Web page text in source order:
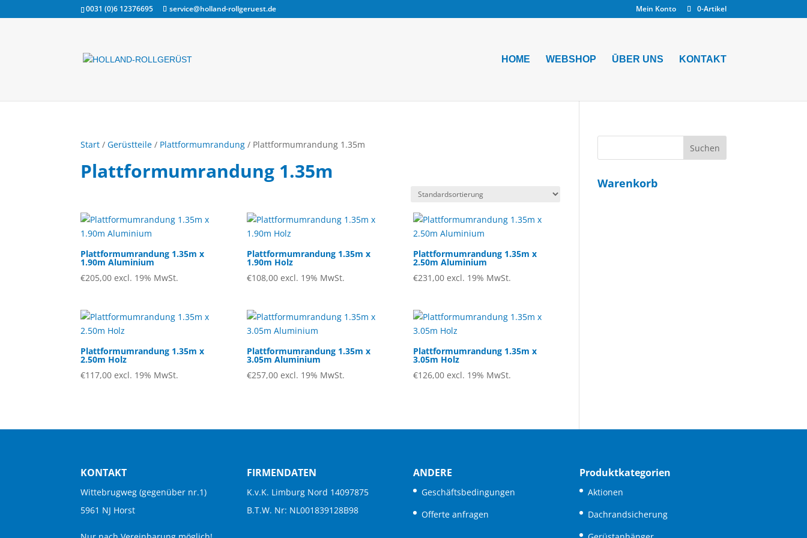
0031 (0)6 12376695 service@holland-rollgeruest.de Mein Konto 0-Artikel
HOME WEBSHOP ŪBER UNS KONTAKT
Start /Gerüstteile / Plattformumrandung / Plattformumrandung 1.35m
Plattformumrandung 1.35m
Plattformumrandung 1.35m x
1.90m Aluminium
€205,00 excl. 19% MwSt.
Plattformumrandung 1.35m x
1.90m Holz
€108,00 excl. 19% MwSt.
Plattformumrandung 1.35m x
2.50m Aluminium
€231,00 excl. 19% MwSt.
Plattformumrandung 1.35m x
2.50m Holz
€117,00 excl. 19% MwSt.
Plattformumrandung 1.35m x
3.05m Aluminium
€257,00 excl. 19% MwSt.
Plattformumrandung 1.35m x
3.05m Holz
€126,00 excl. 19% MwSt.
Warenkorb
KONTAKT
Wittebrugweg (gegenüber nr.1)
5961 NJ Horst
FIRMENDATEN
K.v.K. Limburg Nord 14097875
B.T.W. Nr: NL001839128B98
ANDERE
Geschäftsbedingungen
Offerte anfragen
Produktkategorien
Aktionen
Dachrandsicherung